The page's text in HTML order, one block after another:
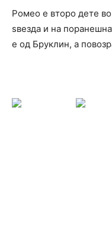
Ромео е второ дете во
ѕвезда и на
е од Бруклин, а